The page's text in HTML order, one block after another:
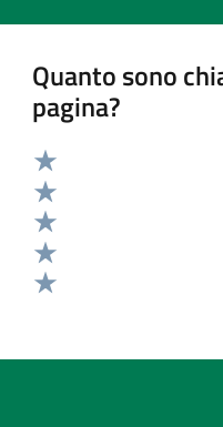
Quanto sono
pagina?
Valuta 5 stelle su 5
Valuta 4 stelle su 5
Valuta 3 stelle su 5
Valuta 2 stelle su 5